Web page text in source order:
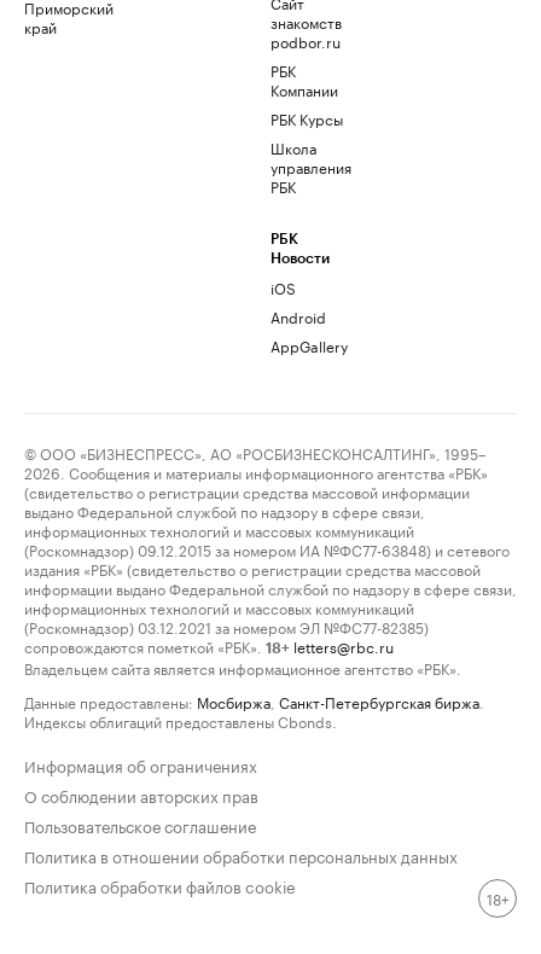
Приморский
край
знакомств
podbor.ru
РБК
Компании
РБК Курсы
Школа
управления
РБК
РБК
Новости
iOS
Android
AppGallery
© ООО «БИЗНЕСПРЕСС», АО «РОСБИЗНЕСКОНСАЛТИНГ», 1995–
2026. Сообщения и материалы информационного агентства «РБК»
(свидетельство о регистрации средства массовой информации
выдано Федеральной службой по надзору в сфере связи,
информационных технологий и массовых коммуникаций
(Роскомнадзор) 09.12.2015 за номером ИА №ФС77-63848) и сетевого
издания «РБК» (свидетельство о регистрации средства массовой
информации выдано Федеральной службой по надзору в сфере связи,
информационных технологий и массовых коммуникаций
(Роскомнадзор) 03.12.2021 за номером ЭЛ №ФС77-82385)
сопровождаются пометкой «РБК».
18+ letters@rbc.ru
Владельцем сайта является информационное агентство «РБК».
Данные предоставлены: Мосбиржа Санкт-Петербургская биржа
Индексы облигаций предоставлены Cbonds.
Информация об ограничениях
О соблюдении авторских прав
Пользовательское соглашение
Политика в отношении обработки персональных данных
Политика обработки файлов cookie
18+